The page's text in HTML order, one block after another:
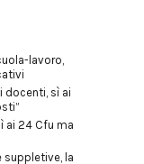
lavoro,
docenti, sì ai
ai 24 Cfu ma
suppletive, la